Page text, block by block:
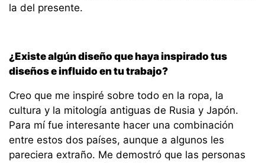
la del presente.
¿Existe algún diseño que haya inspirado tus
diseños e influido en tu trabajo?
Creo que me inspiré sobre todo en la ropa, la
cultura y la mitología antiguas de Rusia y Japón.
Para mí fue interesante hacer una combinación
entre estos dos países, aunque a algunos les
pareciera extraño. Me demostró que las personas